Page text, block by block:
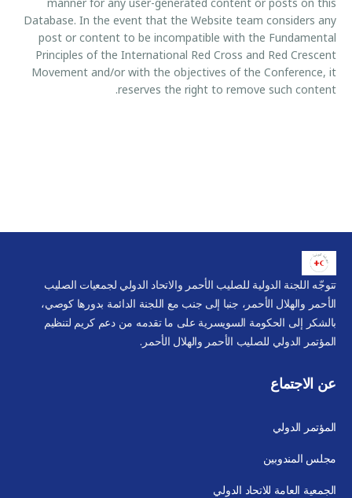
Database. In the event that the Website team considers any
post or content to be incompatible with the Fundamental
Principles of the International Red Cross and Red Crescent
Movement and/or with the objectives of the Conference, it
reserves the right to remove such content.
تتوجّه اللجنة الدولية للصليب الأحمر والاتحاد الدولي لجمعيات الصليب
الأحمر والهلال الأحمر، جنبا إلى جنب مع اللجنة الدائمة بدورها كوصي،
بالشكر إلى الحكومة السويسرية على ما تقدمه من دعم كريم لتنظيم
المؤتمر الدولي للصليب الأحمر والهلال الأحمر.
عن الاجتماع
المؤتمر الدولي
مجلس المندوبين
الجمعية العامة للاتحاد الدولي